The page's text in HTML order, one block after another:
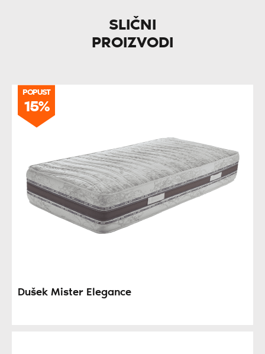
SLIČNI
PROIZVODI
POPUST
15%
Dušek Mister Elegance